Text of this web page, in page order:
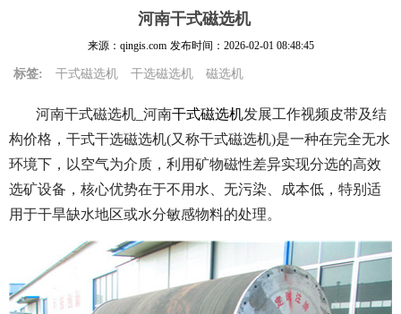
河南干式磁选机
来源：qingis.com 发布时间： 2026-02-01 08:48:45
标签: 干式磁选机 干选磁选机 磁选机
河南干式磁选机_河南干式磁选机发展工作视频皮带及结
构价格，干式干选磁选机(又称干式磁选机)是一种在完全无水
环境下，以空气为介质，利用矿物磁性差异实现分选的高效
选矿设备，核心优势在于不用水、无污染、成本低，特别适
用于干旱缺水地区或水分敏感物料的处理。